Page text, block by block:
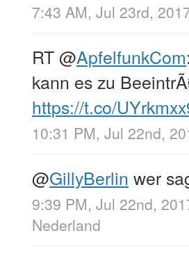
7:43 AM, Jul 23rd,
RT@ApfelfunkCom
kann es zu
https://t.co/
10:31 PM, Jul 22nd,
@GillyBerlin wer
9:39 PM, Jul 22nd,
Nederland